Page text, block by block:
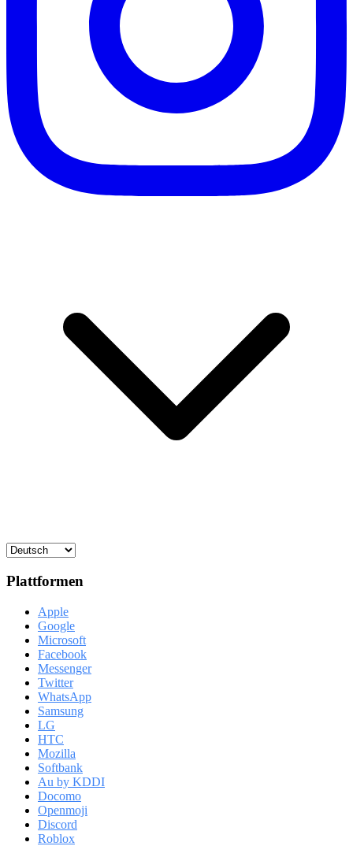
Plattformen
Apple
Google
Microsoft
Facebook
Messenger
Twitter
WhatsApp
Samsung
LG
HTC
Mozilla
Softbank
Au by KDDI
Docomo
Openmoji
Discord
Roblox